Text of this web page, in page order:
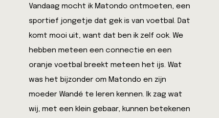
Vandaag mocht ik Matondo ontmoeten, een
sportief jongetje dat gek is van voetbal. Dat
komt mooi uit, want dat ben ik zelf ook. We
hebben meteen een connectie en een
oranje voetbal breekt meteen het ijs. Wat
was het bijzonder om Matondo en zijn
moeder Wandé te leren kennen. Ik zag wat
wij, met een klein gebaar, kunnen betekenen